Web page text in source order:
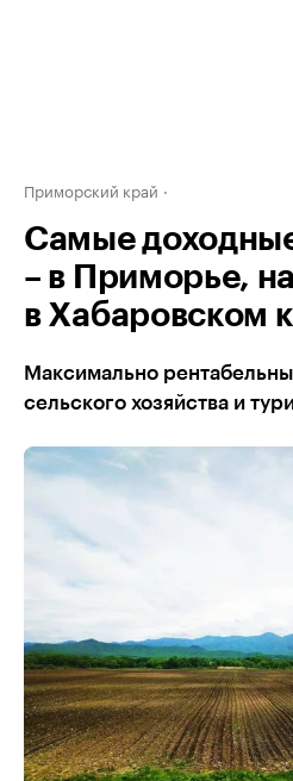
Приморский край
Самые
– в Приморье,
в Хабаровском
Максимально
сельского хозяйства и